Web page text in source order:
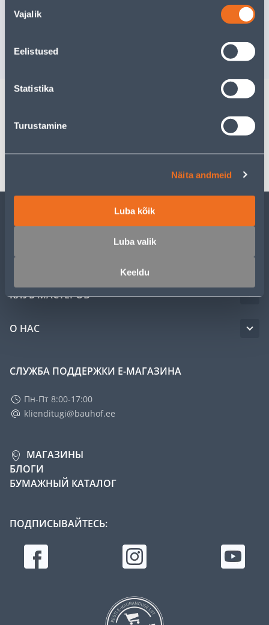
valik
Vajalik
Eelistused
Statistika
Turustamine
Näita andmeid
Luba kõik
Luba valik
Keeldu
BEEŽ
Скидка
24.66 €
14 .80 €
Транспорт
ОБСЛУЖИВАНИЕ ЧАСТНЫХ КЛИЕНТОВ
УСЛУГИ
КЛУБ МАСТЕРОВ
О НАС
СЛУЖБА ПОДДЕРЖКИ Е-МАГАЗИНА
Пн-Пт 8:00-17:00
klienditugi@bauhof.ee
МАГАЗИНЫ
БЛОГИ
БУМАЖНЫЙ КАТАЛОГ
ПОДПИСЫВАЙТЕСЬ: